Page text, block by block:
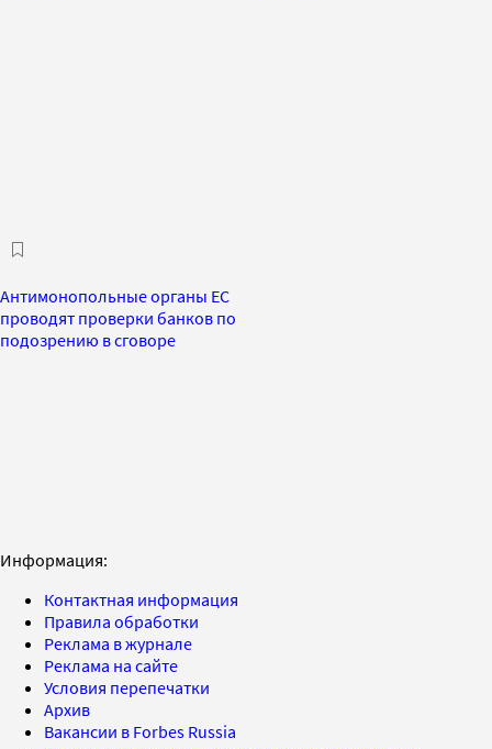
Антимонопольные органы ЕС
проводят проверки банков по
подозрению в сговоре
Информация:
Контактная информация
Правила обработки
Реклама в журнале
Реклама на сайте
Условия перепечатки
Архив
Вакансии в Forbes Russia